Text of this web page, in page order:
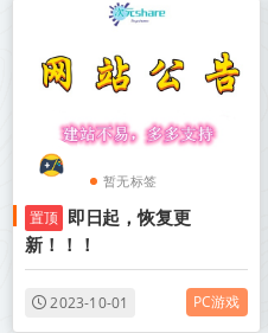
暂无标签
置顶 即日起，恢复更
新！！！
2023-10-01 PC游戏